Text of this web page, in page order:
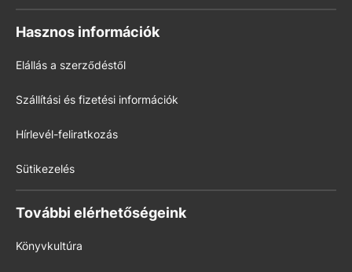
Hasznos információk
Elállás a szerződéstől
Szállítási és fizetési információk
Hírlevél-feliratkozás
Sütikezelés
További elérhetőségeink
Könyvkultúra